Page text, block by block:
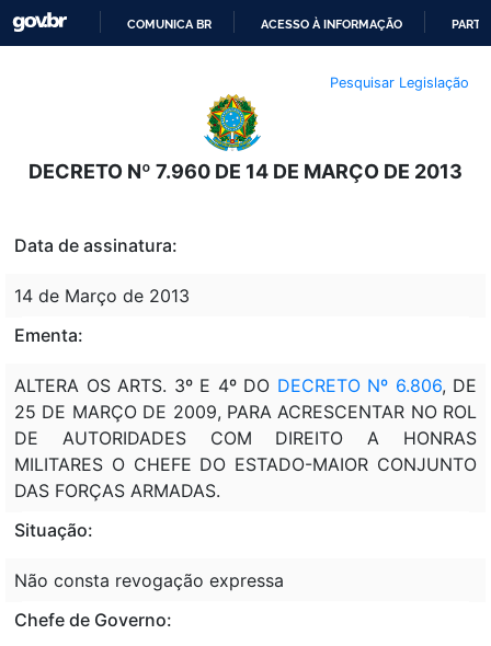
O
CONTEÚDO
COMUNICA BR ACESSO À INFORMAÇÃO
Pesquisar Legislação
DECRETO Nº 7.960 DE 14 DE MARÇO DE 2013
Data de assinatura:
14 de Março de 2013
Ementa:
ALTERA OS ARTS. 3º E 4º DO DECRETO Nº 6.806, DE
25 DE MARÇO DE 2009, PARA ACRESCENTAR NO ROL
DE AUTORIDADES COM DIREITO A HONRAS
MILITARES O CHEFE DO ESTADO-MAIOR CONJUNTO
DAS FORÇAS ARMADAS.
Situação:
Não consta revogação expressa
Chefe de Governo: